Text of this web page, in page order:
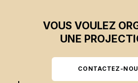
VOUS VOULEZ
UNE
CONTACTEZ-